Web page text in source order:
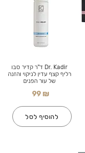
Dr. Kadir ד"ר קדיר סבו
רליף קצף עדין לניקוי והזנה
של עור הפנים
99 ₪
להוסיף לסל